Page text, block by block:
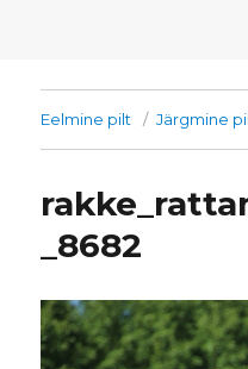
Eelmine pilt Järgmine
_8682